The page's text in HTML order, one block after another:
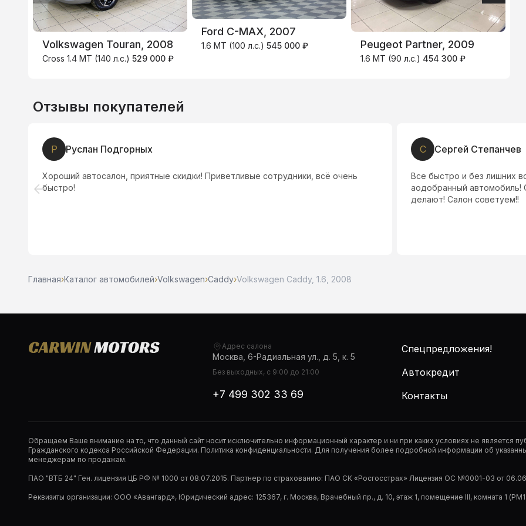
Volkswagen Touran, 2008
Cross 1.4 MT (140 л.с.) 529 000 ₽
Ford C-MAX, 2007
1.6 MT (100 л.с.) 545 000 ₽ Peugeot Partner, 2009
1.6 MT (90 л.с.) 454 300 ₽
Отзывы покупателей
С Сергей Степанчев
Все быстро и без лишних вопросов! Менеджеру Асаду спасибо за терпение и
аодобранный автомобиль! Салон не маленький, выбор есть из чего. Скидки
А Алексей Ф.
Александр профессионал
маленький всё машины
Главная›Каталог автомобилей›Volkswagen›Caddy›Volkswagen Caddy, 1.6, 2008
Адрес салона
Москва, 6-Радиальная ул., д. 5, к. 5
Без выходных, с 9:00 до 21:00
+7 499 302 33 69
Спецпредложения!
Автокредит
Контакты
Обращаем Ваше внимание на то, что данный сайт носит исключительно информационный характер и ни при каких условиях не является
Гражданского кодекса Российской Федерации. Политика конфиденциальности. Для получения более подробной информации об
менеджерам по продажам.
ПАО "ВТБ 24" Ген. лицензия ЦБ РФ № 1000 от 08.07.2015. Партнер по страхованию: ПАО СК «Росгосстрах» Лицензия ОС №0001-03 от
Реквизиты организации: ООО «Авангард», Юридический адрес: 125367, г. Москва, Врачебный пр., д. 10, этаж 1, помещение III, комната 1